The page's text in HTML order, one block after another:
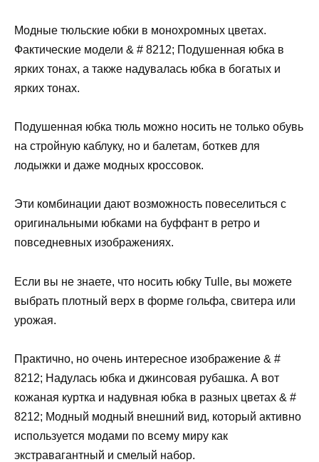
Модные тюльские юбки в монохромных цветах.
Фактические модели & # 8212; Подушенная юбка в
ярких тонах, а также надувалась юбка в богатых и
ярких тонах.
Подушенная юбка тюль можно носить не только обувь
на стройную каблуку, но и балетам, боткев для
лодыжки и даже модных кроссовок.
Эти комбинации дают возможность повеселиться с
оригинальными юбками на буффант в ретро и
повседневных изображениях.
Если вы не знаете, что носить юбку Tulle, вы можете
выбрать плотный верх в форме гольфа, свитера или
урожая.
Практично, но очень интересное изображение & #
8212; Надулась юбка и джинсовая рубашка. А вот
кожаная куртка и надувная юбка в разных цветах & #
8212; Модный модный внешний вид, который активно
используется модами по всему миру как
экстравагантный и смелый набор.